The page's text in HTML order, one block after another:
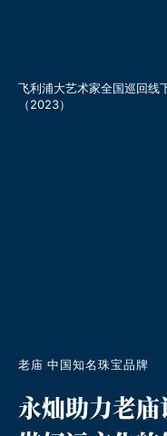
飞利浦大艺术家全国巡回线
（2023）
老庙 中国知名珠宝品牌
永灿助力老